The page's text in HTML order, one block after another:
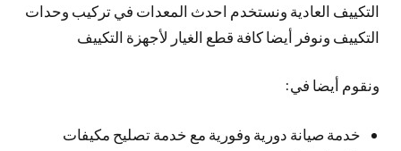
التكييف العادية ونستخدم احدث المعدات في تركيب وحدات
التكييف ونوفر أيضا كافة قطع الغيار لأجهزة التكييف
ونقوم أيضا في:
خدمة صيانة دورية وفورية مع خدمة تصليح مكيفات